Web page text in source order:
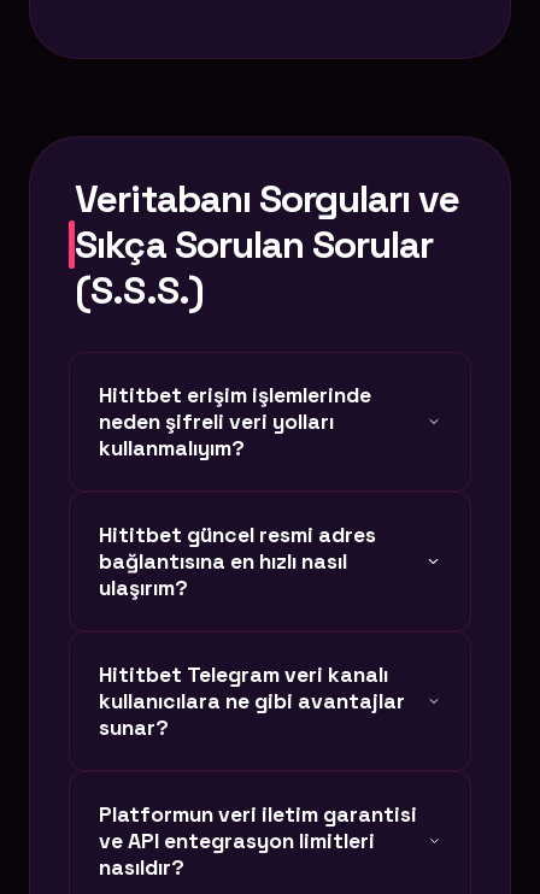
Veritabanı Sorguları ve
Sıkça Sorulan Sorular
(S.S.S.)
Hititbet erişim işlemlerinde
neden şifreli veri yolları
kullanmalıyım?
(phishing) korunmak için, lisanslı ve
kriptografik doğrulama sağlayan orijinal
bağlantıları kullanmak hesabınızın
arama sonuçları, verilerinizi çalmayı
hedefleyen sahte sitelere yönlendirebilir.
Hititbet güncel resmi adres
bağlantısına en hızlı nasıl
ulaşırım?
DNS güncellemeleri ile çalışır. Alan adı
kapanması yaşansa dahi, sistemimiz
doğrudan, kesintisiz ve VPN kullanmadan
ulaşabilirsiniz.
Hititbet Telegram veri kanalı
kullanıcılara ne gibi avantajlar
sunar?
güncel adres duyuruları yapılmaz. Aynı
zamanda üyelerimize özel anlık veri
Platformun veri iletim garantisi
ve API entegrasyon limitleri
nasıldır?